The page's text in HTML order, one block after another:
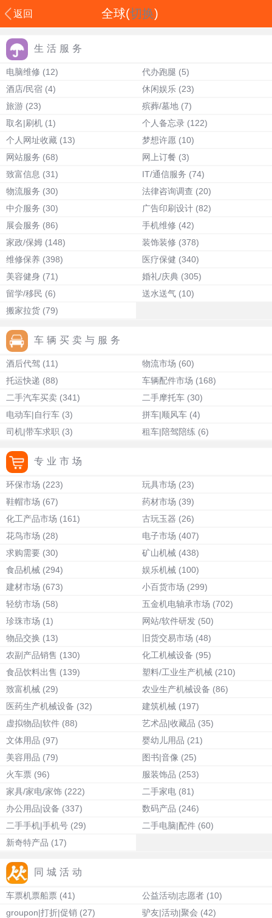
返回 全球(切换)
生活服务
电脑维修 (12) 代办跑腿 (5)
酒店/民宿 (4) 休闲娱乐 (23)
旅游 (23) 殡葬/墓地 (7)
取名|刷机 (1) 个人备忘录 (122)
个人网址收藏 (13) 梦想许愿 (10)
网站服务 (68) 网上订餐 (3)
致富信息 (31) IT/通信服务 (74)
物流服务 (30) 法律咨询调查 (20)
中介服务 (30) 广告印刷设计 (82)
展会服务 (86) 手机维修 (42)
家政/保姆 (148) 装饰装修 (378)
维修保养 (398) 医疗保健 (340)
美容健身 (71) 婚礼/庆典 (305)
留学/移民 (6) 送水送气 (10)
搬家拉货 (79)
车辆买卖与服务
酒后代驾 (11) 物流市场 (60)
托运快递 (88) 车辆配件市场 (168)
二手汽车买卖 (341) 二手摩托车 (30)
电动车|自行车 (3) 拼车|顺风车 (4)
司机|带车求职 (3) 租车|陪驾陪练 (6)
专业市场
环保市场 (223) 玩具市场 (23)
鞋帽市场 (67) 药材市场 (39)
化工产品市场 (161) 古玩玉器 (26)
花鸟市场 (28) 电子市场 (407)
求购需要 (30) 矿山机械 (438)
食品机械 (294) 娱乐机械 (100)
建材市场 (673) 小百货市场 (299)
轻纺市场 (58) 五金机电轴承市场 (702)
珍珠市场 (1) 网站/软件研发 (50)
物品交换 (13) 旧货交易市场 (48)
农副产品销售 (130) 化工机械设备 (95)
食品饮料出售 (139) 塑料/工业生产机械 (210)
致富机械 (29) 农业生产机械设备 (86)
医药生产机械设备 (32) 建筑机械 (197)
虚拟物品|软件 (88) 艺术品|收藏品 (35)
文体用品 (97) 婴幼儿用品 (21)
美容用品 (79) 图书|音像 (25)
火车票 (96) 服装饰品 (253)
家具/家电/家饰 (222) 二手家电 (81)
办公用品|设备 (337) 数码产品 (246)
二手手机|手机号 (29) 二手电脑|配件 (60)
新奇特产品 (17)
同城活动
车票机票船票 (41) 公益活动|志愿者 (10)
groupon|打折|促销 (27) 驴友|活动|聚会 (42)